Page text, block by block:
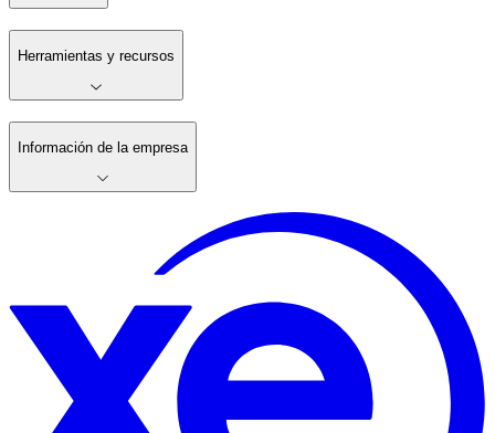
Herramientas y recursos
Información de la empresa